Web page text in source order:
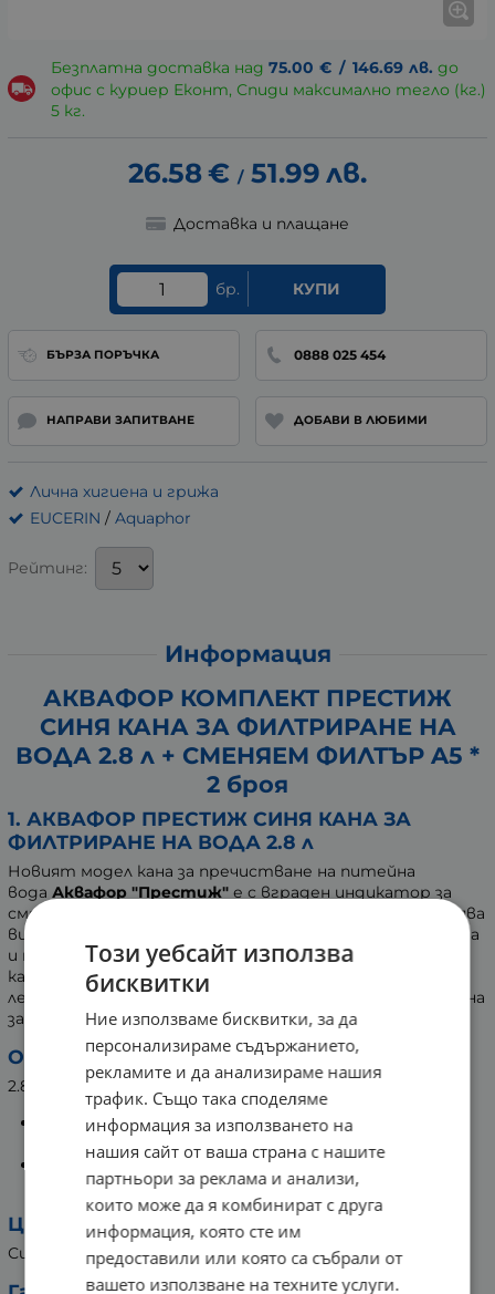
Безплатна доставка над 75.00 € / 146.69 лв. до
офис с куриер Еконт, Спиди максимално тегло (кг.)
5 кг.
26.58€ / 51.99 лв.
Доставка и плащане
бр. КУПИ
БЪРЗА ПОРЪЧКА 0888 025 454
НАПРАВИ ЗАПИТВАНЕ ДОБАВИ В ЛЮБИМИ
Лична хигиена и грижа
EUCERIN / Aquaphor
Рейтинг:
Информация
АКВАФОР КОМПЛЕКТ ПРЕСТИЖ
СИНЯ КАНА ЗА ФИЛТРИРАНЕ НА
ВОДА 2.8 л + СМЕНЯЕМ ФИЛТЪР A5 *
2 броя
1. АКВАФОР ПРЕСТИЖ СИНЯ КАНА ЗА
ФИЛТРИРАНЕ НА ВОДА 2.8 л
Новият модел кана за пречистване на питейна
вода Аквафор "Престиж" е с вграден индикатор за
смяна на филтъра, който е чисто механичен. Осигурява
висока точност на измерване на преминаващата вода
и не се нуждае от смяна на батерии. На предпазния
капак има механизъм тип "хриле", предназначен за по-
лесно наливане на вода. Осигурява, също така, ефикасна
защита срещу проникване на прах.
Обем:
2.8 литра, разделен на 2:
1,4 литра в горната фуния на каната, където се
налива непречистена вода;
1,4 литра в долното отделение на каната за
съхранение на пречистена вода.
Цвят:
Син.
Този уебсайт използва
бисквитки
Ние използваме бисквитки, за да
персонализираме съдържанието,
рекламите и да анализираме нашия
трафик. Също така споделяме
информация за използването на
нашия сайт от ваша страна с нашите
партньори за реклама и анализи,
които може да я комбинират с друга
информация, която сте им
предоставили или която са събрали от
вашето използване на техните услуги.